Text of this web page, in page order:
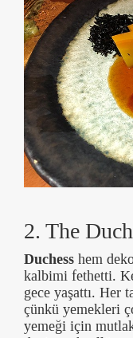
2. The
Duchess hem
kalbimi fethetti.
gece yaşattı. Her
çünkü yemekleri
yemeği için